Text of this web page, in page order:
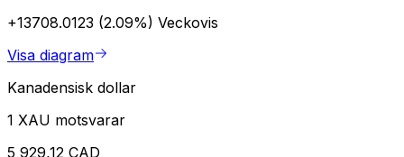
+13708.0123 (2.09%) Veckovis
Visa diagram
Kanadensisk dollar
1 XAU motsvarar
5 929,12 CAD